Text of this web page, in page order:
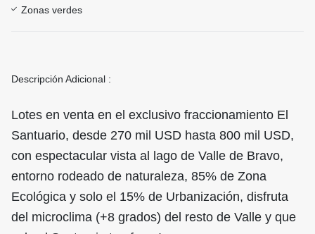
Zonas verdes
Descripción Adicional :
Lotes en venta en el exclusivo fraccionamiento El
Santuario, desde 270 mil USD hasta 800 mil USD,
con espectacular vista al lago de Valle de Bravo,
entorno rodeado de naturaleza, 85% de Zona
Ecológica y solo el 15% de Urbanización, disfruta
del microclima (+8 grados) del resto de Valle y que